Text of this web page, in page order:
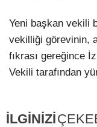
Yeni başkan vekili
vekilliği görevinin,
fıkrası gereğince
Vekili tarafından
İLGİNİZİ